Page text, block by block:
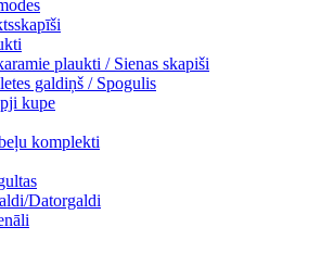
plaukti / Sienas skapiši
galdiņš / Spogulis
kupe
komplekti
Datorgaldi